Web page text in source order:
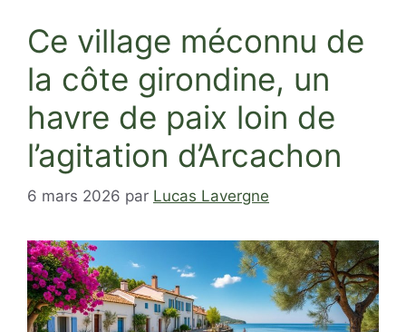
Ce village méconnu de
la côte girondine, un
havre de paix loin de
l’agitation d’Arcachon
6 mars 2026 par Lucas Lavergne